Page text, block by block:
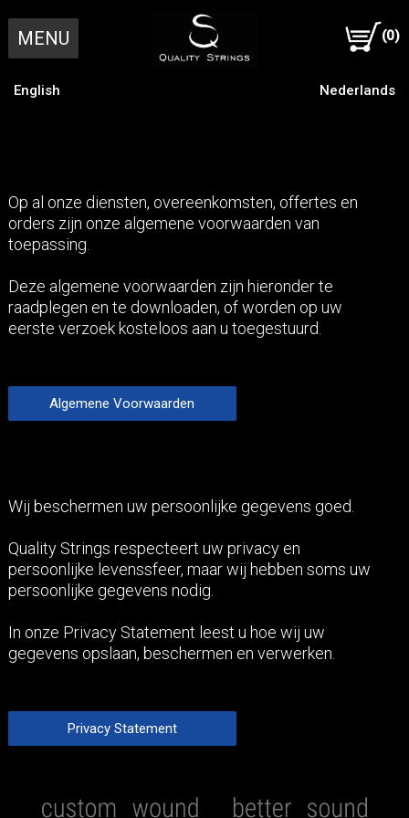
MENU
Bestel bassnaren online
Bestel bassnaren per post
Oude bassnaren opsturen
Complete (Bas) Besnaring
1 Bas Mal Maken
2 Gegevens Instrument
Werkwijze
Beter Berekenen
Luister en Vergelijk
O & O
Onderzoek Axiale Spanning
Onderzoek Radiale Spanning
Onderzoek Onderliggend Koper
Contact
Barenboim Concert Vleugel
Quality Strings en het milieu
Juridische Informatie
(0)
(0)
English Nederlands
Op al onze diensten, overeenkomsten, offertes en
orders zijn onze algemene voorwaarden van
toepassing.
Deze algemene voorwaarden zijn hieronder te
raadplegen en te downloaden, of worden op uw
eerste verzoek kosteloos aan u toegestuurd.
Algemene Voorwaarden
Wij beschermen uw persoonlijke gegevens goed.
Quality Strings respecteert uw privacy en
persoonlijke levenssfeer, maar wij hebben soms uw
persoonlijke gegevens nodig.
In onze Privacy Statement leest u hoe wij uw
gegevens opslaan, beschermen en verwerken.
Privacy Statement